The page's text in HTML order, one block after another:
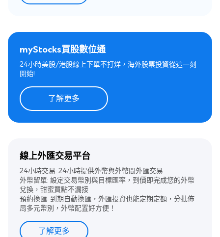
myStocks買股數位通
24小時美股/港股線上下單不打烊，海外股票投資從這一刻
開始!
了解更多
線上外匯交易平台
24小時交易: 24小時提供外幣與外幣間外匯交易
外幣留單: 設定交易幣別與目標匯率，到價即完成您的外幣
兌換，甜蜜買點不漏接
預約換匯: 到期自動換匯，外匯投資也能定期定額，分批佈
局多元幣別，外幣配置好方便！
了解更多